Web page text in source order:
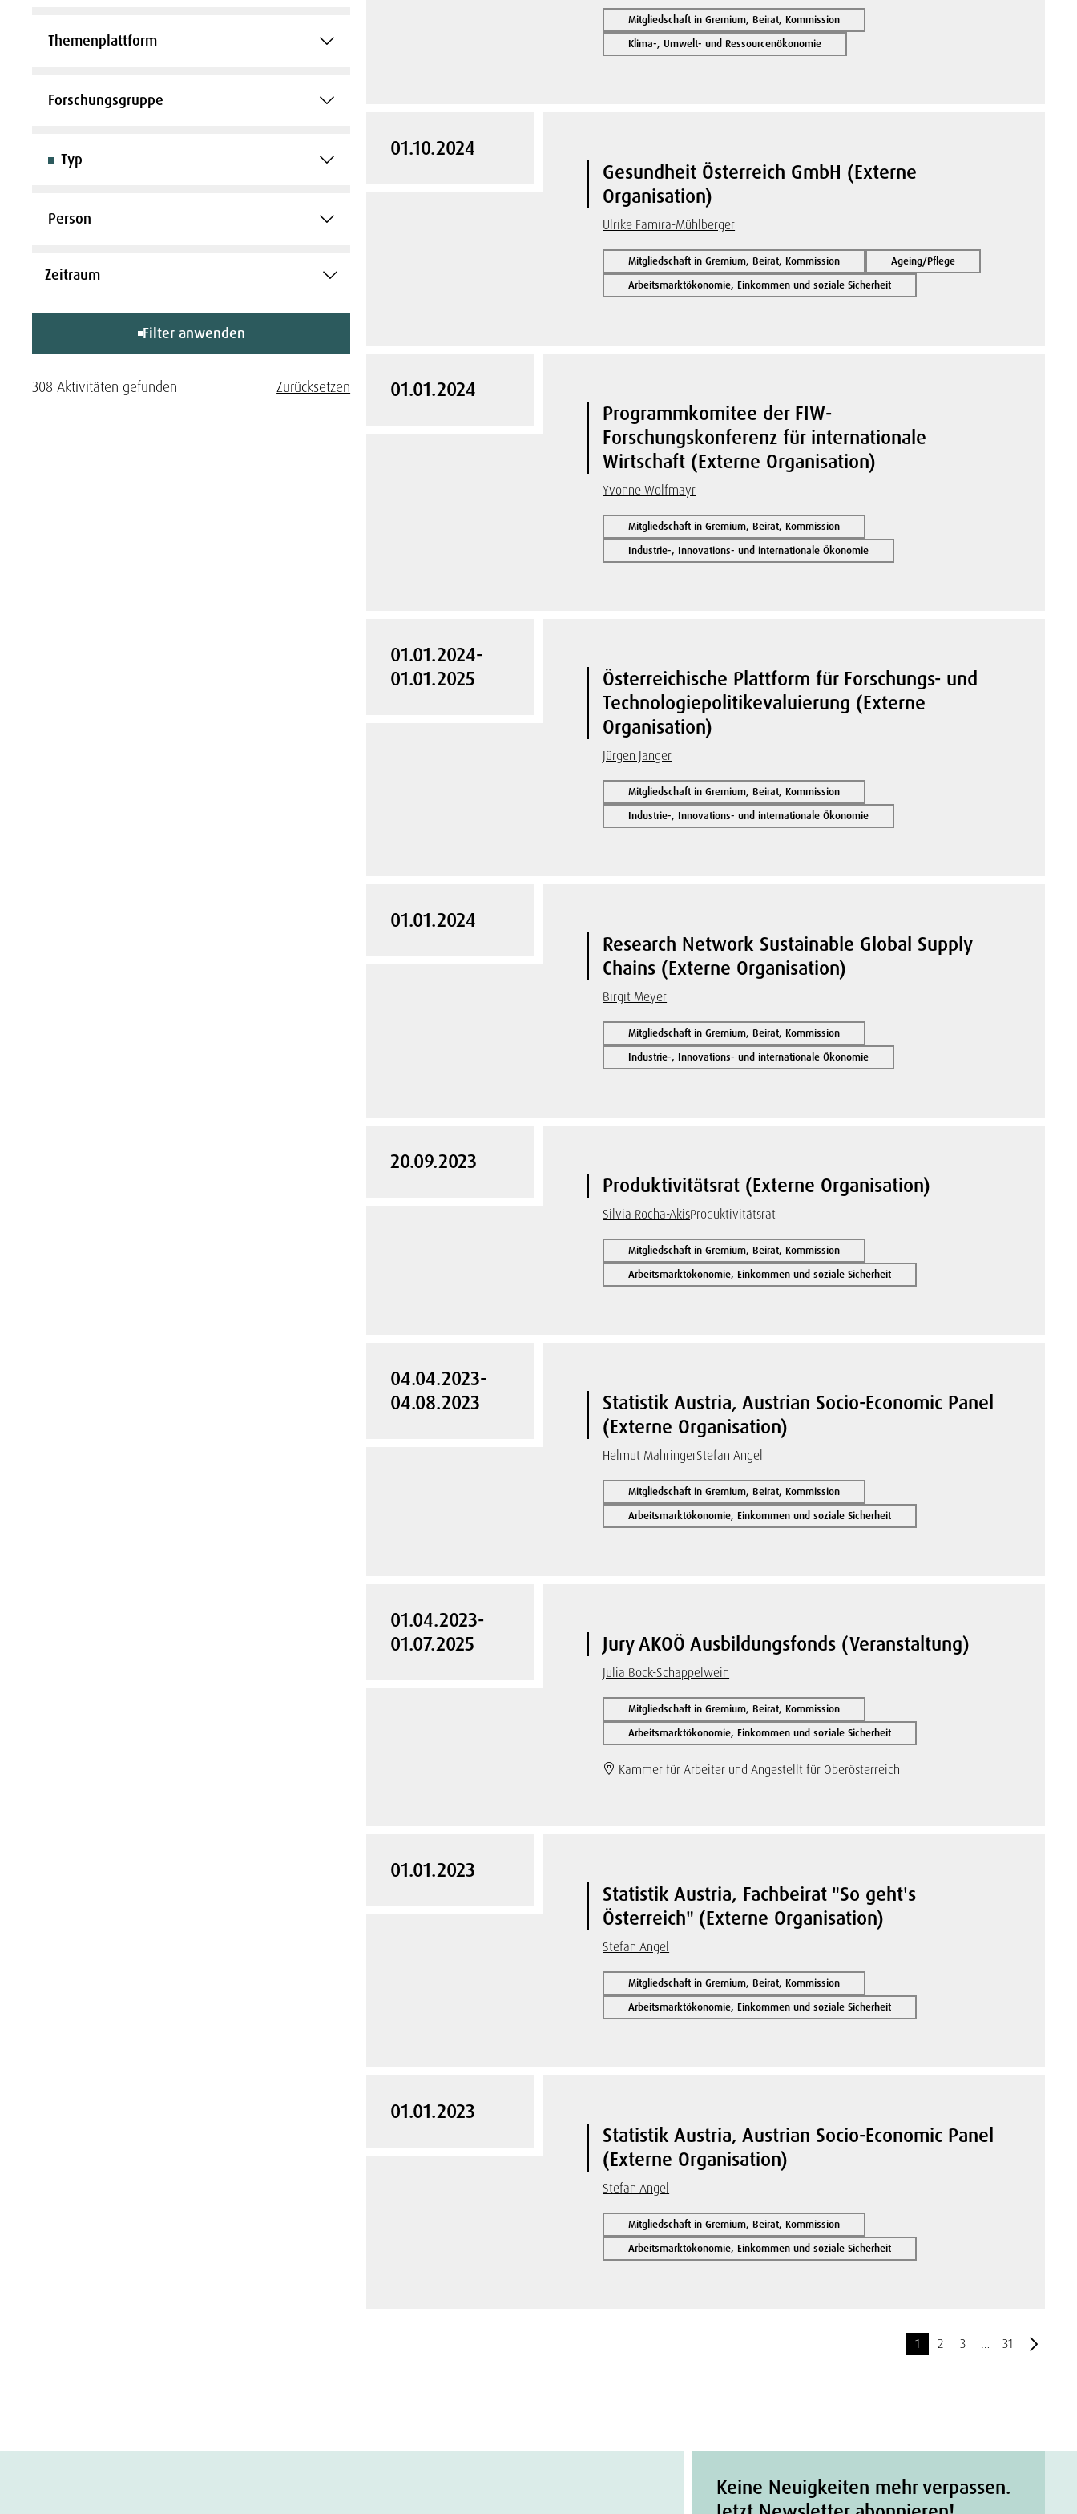
Themenplattform
Forschungsgruppe
Typ
Person
Filter anwenden
308 Aktivitäten gefunden Zurücksetzen
Mitgliedschaft in Gremium, Beirat, Kommission
Klima-, Umwelt- und Ressourcenökonomie
01.10.2024
Gesundheit Österreich GmbH (Externe
Organisation)
Ulrike Famira-Mühlberger
Mitgliedschaft in Gremium, Beirat, Kommission
Ageing/Pflege
Arbeitsmarktökonomie, Einkommen und soziale Sicherheit
01.01.2024
Programmkomitee der FIW-
Forschungskonferenz für internationale
Wirtschaft (Externe Organisation)
Yvonne Wolfmayr
Mitgliedschaft in Gremium, Beirat, Kommission
Industrie-, Innovations- und internationale Ökonomie
01.01.2024-
01.01.2025
Österreichische Plattform für Forschungs- und
Technologiepolitikevaluierung (Externe
Organisation)
Jürgen Janger
Mitgliedschaft in Gremium, Beirat, Kommission
Industrie-, Innovations- und internationale Ökonomie
01.01.2024
Research Network Sustainable Global Supply
Chains (Externe Organisation)
Birgit Meyer
Mitgliedschaft in Gremium, Beirat, Kommission
Industrie-, Innovations- und internationale Ökonomie
20.09.2023
Produktivitätsrat (Externe Organisation)
Silvia Rocha-AkisProduktivitätsrat
Mitgliedschaft in Gremium, Beirat, Kommission
Arbeitsmarktökonomie, Einkommen und soziale Sicherheit
04.04.2023-
04.08.2023
Statistik Austria, Austrian Socio-Economic Panel
(Externe Organisation)
Helmut MahringerStefan Angel
Mitgliedschaft in Gremium, Beirat, Kommission
Arbeitsmarktökonomie, Einkommen und soziale Sicherheit
01.04.2023-
01.07.2025
Jury AKOÖ Ausbildungsfonds (Veranstaltung)
Julia Bock-Schappelwein
Mitgliedschaft in Gremium, Beirat, Kommission
Arbeitsmarktökonomie, Einkommen und soziale Sicherheit
Kammer für Arbeiter und Angestellt für Oberösterreich
01.01.2023
Statistik Austria, Fachbeirat "So geht's
Österreich" (Externe Organisation)
Stefan Angel
Mitgliedschaft in Gremium, Beirat, Kommission
Arbeitsmarktökonomie, Einkommen und soziale Sicherheit
01.01.2023
Statistik Austria, Austrian Socio-Economic Panel
(Externe Organisation)
Stefan Angel
Mitgliedschaft in Gremium, Beirat, Kommission
Arbeitsmarktökonomie, Einkommen und soziale Sicherheit
1 2 3 … 31
Keine Neuigkeiten mehr verpassen.